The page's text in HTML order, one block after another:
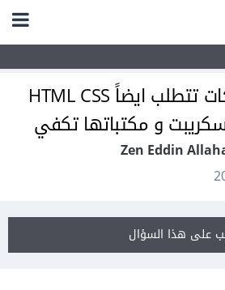
هل شركات تتطلب ايضاً HTML CSS
و مكتباتها تكفي
على هذا السؤال